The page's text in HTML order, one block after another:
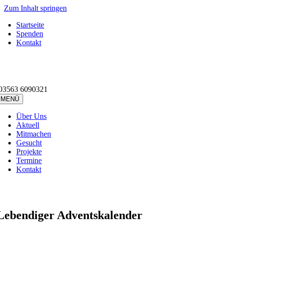
Zum Inhalt springen
Startseite
Spenden
Kontakt
6090321
MENÜ
Über Uns
Aktuell
Mitmachen
Gesucht
Projekte
Termine
Kontakt
Adventskalender